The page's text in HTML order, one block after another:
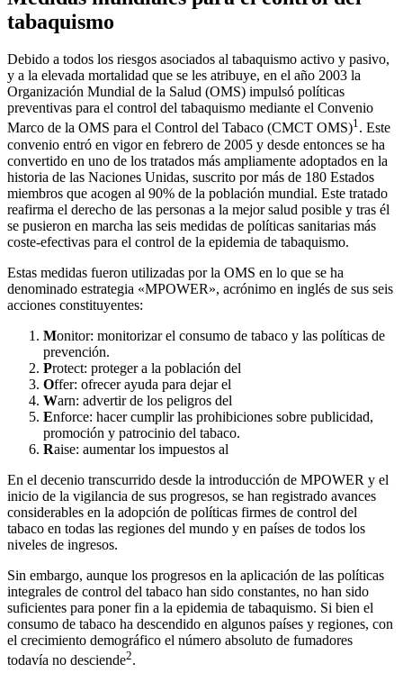
tabaquismo
Debido a todos los riesgos asociados al tabaquismo activo y pasivo,
y a la elevada mortalidad que se les atribuye, en el año 2003 la
Organización Mundial de la Salud (OMS) impulsó políticas
preventivas para el control del tabaquismo mediante el Convenio
Marco de la OMS para el Control del Tabaco (CMCT OMS)1. Este
convenio entró en vigor en febrero de 2005 y desde entonces se ha
convertido en uno de los tratados más ampliamente adoptados en la
historia de las Naciones Unidas, suscrito por más de 180 Estados
miembros que acogen al 90% de la población mundial. Este tratado
reafirma el derecho de las personas a la mejor salud posible y tras él
se pusieron en marcha las seis medidas de políticas sanitarias más
coste-efectivas para el control de la epidemia de tabaquismo.
Estas medidas fueron utilizadas por la OMS en lo que se ha
denominado estrategia «MPOWER», acrónimo en inglés de sus seis
acciones constituyentes:
Monitor: monitorizar el consumo de tabaco y las políticas de
prevención.
Protect: proteger a la población del
Offer: ofrecer ayuda para dejar el
Warn: advertir de los peligros del
Enforce: hacer cumplir las prohibiciones sobre publicidad,
promoción y patrocinio del tabaco.
Raise: aumentar los impuestos al
En el decenio transcurrido desde la introducción de MPOWER y el
inicio de la vigilancia de sus progresos, se han registrado avances
considerables en la adopción de políticas firmes de control del
tabaco en todas las regiones del mundo y en países de todos los
niveles de ingresos.
Sin embargo, aunque los progresos en la aplicación de las políticas
integrales de control del tabaco han sido constantes, no han sido
suficientes para poner fin a la epidemia de tabaquismo. Si bien el
consumo de tabaco ha descendido en algunos países y regiones, con
el crecimiento demográfico el número absoluto de fumadores
todavía no desciende2.